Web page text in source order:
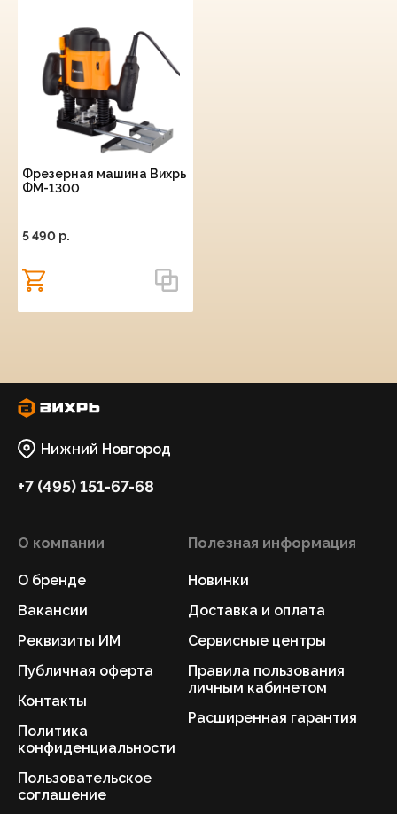
Фрезерная машина Вихрь
ФМ-1300
5 490 p.
Нижний Новгород
+7 (495) 151-67-68
О компании
О бренде
Вакансии
Реквизиты ИМ
Публичная оферта
Контакты
Политика
конфиденциальности
Пользовательское
соглашение
Полезная информация
Новинки
Доставка и оплата
Сервисные центры
Правила пользования
личным кабинетом
Расширенная гарантия